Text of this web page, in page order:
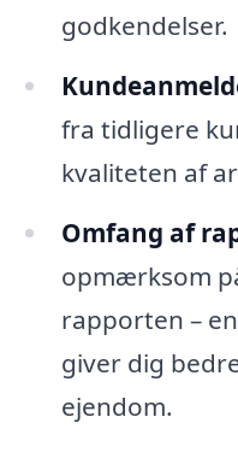
godkendelser.
fra tidligere
kvaliteten af
Omfang af
opmærksom
rapporten –
giver dig
ejendom.